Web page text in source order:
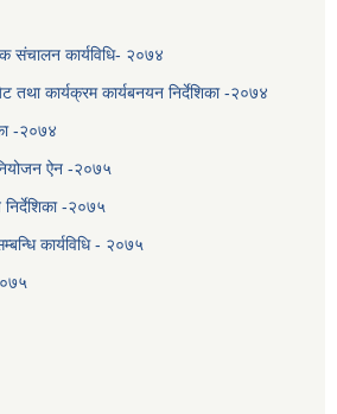
संचालन कार्यविधि- २०७४
तथा कार्यक्रम कार्यबनयन निर्देशिका -२०७४
-२०७४
ऐन -२०७५
-२०७५
कार्यविधि - २०७५